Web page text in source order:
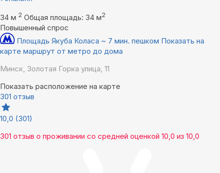
34 м 2 Общая площадь: 34 м2
Повышенный спрос
Площадь Якуба Коласа ~ 7 мин. пешком Показать на
карте маршрут от метро до дома
Минск, Золотая Горка улица, 11
Показать расположение на карте
301 отзыв
10,0 (301)
301 отзыв о проживании со средней оценкой 10,0 из 10,0